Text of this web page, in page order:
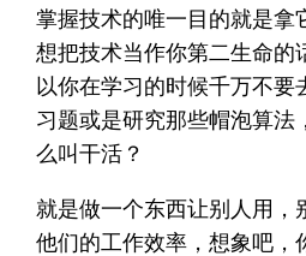
掌握技术的唯一目的就是拿
想把技术当作你第二生命的
以你在学习的时候千万不要
习题或是研究那些帽泡算法
么叫干活？
就是做一个东西让别人用，
他们的工作效率，想象吧，